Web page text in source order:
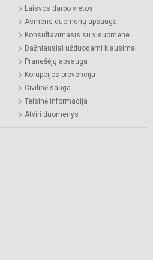
Laisvos darbo vietos
Asmens duomenų apsauga
Konsultavimasis su visuomene
Dažniausiai užduodami klausimai
Pranešėjų apsauga
Korupcijos prevencija
Civilinė sauga
Teisinė informacija
Atviri duomenys